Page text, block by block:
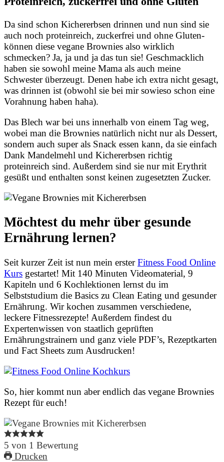
Da sind schon Kichererbsen drinnen und nun sind sie
auch noch proteinreich, zuckerfrei und ohne Gluten-
können diese vegane Brownies also wirklich
schmecken? Ja, ja und ja das tun sie! Geschmacklich
haben sie sowohl meine Mama als auch meine
Schwester überzeugt. Denen habe ich extra nicht gesagt,
was drinnen ist (obwohl sie bei mir sowieso schon eine
Vorahnung haben haha).
Das Blech war bei uns innerhalb von einem Tag weg,
wobei man die Brownies natürlich nicht nur als Dessert,
sondern auch super als Snack essen kann, da sie einfach
Dank Mandelmehl und Kichererbsen richtig
proteinreich sind. Außerdem sind sie nur mit Erythrit
gesüßt und enthalten sonst keinen zugesetzten Zucker.
Möchtest du mehr über gesunde
Ernährung lernen?
Seit kurzer Zeit ist nun mein ersterFitness Food Online
Kurs gestartet! Mit 140 Minuten Videomaterial, 9
Kapiteln und 6 Kochlektionen lernst du im
Selbststudium die Basics zu Clean Eating und gesunder
Ernährung. Wir kochen zusammen verschiedene,
leckere Fitnessrezepte! Außerdem findest du
Expertenwissen von staatlich geprüften
Ernährungstrainern und ganz viele PDF’s, Rezeptkarten
und Fact Sheets zum Ausdrucken!
So, hier kommt nun aber endlich das vegane Brownies
Rezept für euch!
5 von 1 Bewertung
Drucken